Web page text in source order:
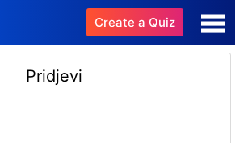
Create a Quiz
Pridjevi